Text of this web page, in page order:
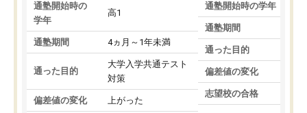
通塾開始時の
学年
高1
通塾期間 4ヵ月～1年未満
通った目的
大学入学共通テスト
対策
偏差値の変化 上がった
通塾開始時の学年
通塾期間
通った目的
偏差値の変化
志望校の合格